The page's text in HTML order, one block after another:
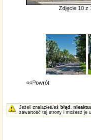
Zdjęcie 10
««Powrót
Jeżeli znalazłeś/aś błąd ,
zawartość tej strony i możesz je